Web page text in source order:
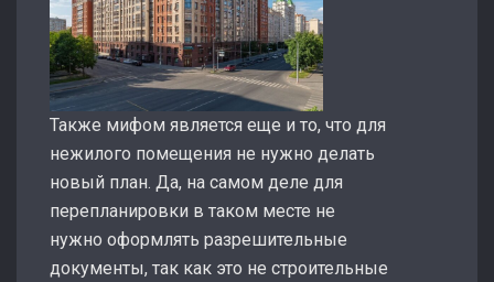
Также мифом является еще и то, что для
нежилого помещения не нужно делать
новый план. Да, на самом деле для
перепланировки в таком месте не
нужно оформлять разрешительные
документы, так как это не строительные